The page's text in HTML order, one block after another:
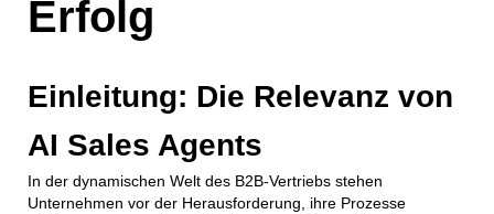
Erfolg
Einleitung: Die Relevanz von
AI Sales Agents
In der dynamischen Welt des B2B-Vertriebs stehen
Unternehmen vor der Herausforderung, ihre Prozesse